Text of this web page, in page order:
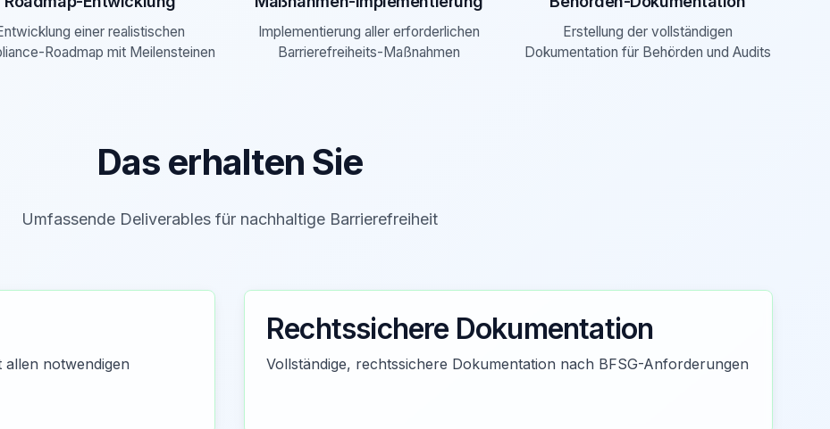
einer realistischen
Roadmap mit Meilensteinen
Implementierung aller erforderlichen
Barrierefreiheits-Maßnahmen
Erstellung der vollständigen
Dokumentation für Behörden und Audits
Das erhalten Sie
Umfassende Deliverables für nachhaltige Barrierefreiheit
allen notwendigen
Rechtssichere Dokumentation
Vollständige, rechtssichere Dokumentation nach BFSG-Anforderungen